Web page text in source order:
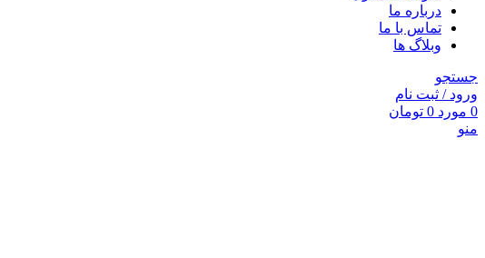
درباره ما
تماس با ما
وبلاگ ها
جستجو
ورود / ثبت نام
0 مورد 0 تومان
منو